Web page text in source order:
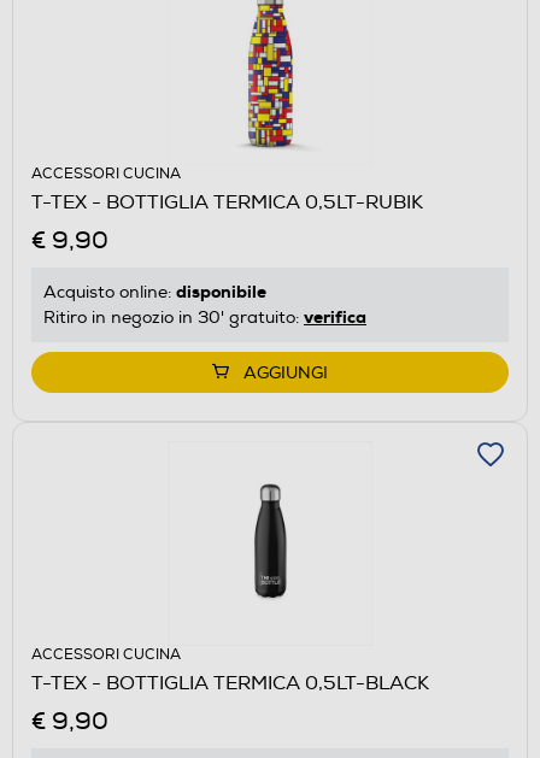
ACCESSORI CUCINA
T-TEX - BOTTIGLIA TERMICA 0,5LT-RUBIK
€ 9,90
Acquisto online: disponibile
Ritiro in negozio in 30' gratuito: verifica
AGGIUNGI
ACCESSORI CUCINA
T-TEX - BOTTIGLIA TERMICA 0,5LT-BLACK
€ 9,90